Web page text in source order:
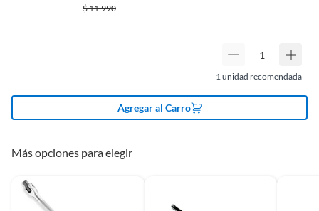
$11.990
1unidad recomendada
Agregar al Carro
Más opciones para elegir